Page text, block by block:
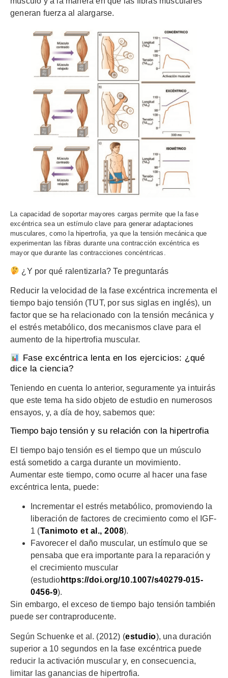
generan fuerza al alargarse.
La capacidad de soportar mayores cargas permite que la fase
excéntrica sea un estímulo clave para generar adaptaciones
musculares, como la hipertrofia, ya que la tensión mecánica que
experimentan las fibras durante una contracción excéntrica es
mayor que durante las contracciones concéntricas.
¿Y por qué ralentizarla? Te preguntarás
Reducir la velocidad de la fase excéntrica incrementa el
tiempo bajo tensión (TUT, por sus siglas en inglés), un
factor que se ha relacionado con la tensión mecánica y
el estrés metabólico, dos mecanismos clave para el
aumento de la hipertrofia muscular.
Fase excéntrica lenta en los ejercicios: ¿qué
dice la ciencia?
Teniendo en cuenta lo anterior, seguramente ya intuirás
que este tema ha sido objeto de estudio en numerosos
ensayos, y, a día de hoy, sabemos que:
Tiempo bajo tensión y su relación con la hipertrofia
El tiempo bajo tensión es el tiempo que un músculo
está sometido a carga durante un movimiento.
Aumentar este tiempo, como ocurre al hacer una fase
excéntrica lenta, puede:
Incrementar el estrés metabólico, promoviendo la
liberación de factores de crecimiento como el IGF-
1 (Tanimoto et al., 2008).
Favorecer el daño muscular, un estímulo que se
pensaba que era importante para la reparación y
el crecimiento muscular
(estudio https://doi.org/10.1007/s40279-015-
0456-9).
Sin embargo, el exceso de tiempo bajo tensión también
puede ser contraproducente.
Según Schuenke et al. (2012) (estudio), una duración
superior a 10 segundos en la fase excéntrica puede
reducir la activación muscular y, en consecuencia,
limitar las ganancias de hipertrofia.